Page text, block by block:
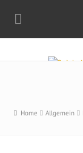
Home Allgemein